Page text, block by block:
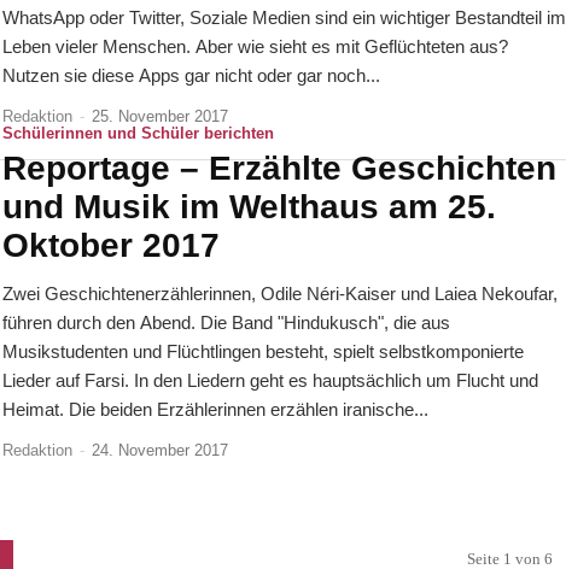
WhatsApp oder Twitter, Soziale Medien sind ein wichtiger Bestandteil im
Leben vieler Menschen. Aber wie sieht es mit Geflüchteten aus?
Nutzen sie diese Apps gar nicht oder gar noch...
Redaktion - 25. November 2017
Schülerinnen und Schüler berichten
Reportage – Erzählte Geschichten
und Musik im Welthaus am 25.
Oktober 2017
Zwei Geschichtenerzählerinnen, Odile Néri-Kaiser und Laiea Nekoufar,
führen durch den Abend. Die Band "Hindukusch", die aus
Musikstudenten und Flüchtlingen besteht, spielt selbstkomponierte
Lieder auf Farsi. In den Liedern geht es hauptsächlich um Flucht und
Heimat. Die beiden Erzählerinnen erzählen iranische...
Redaktion - 24. November 2017
Seite 1 von 6